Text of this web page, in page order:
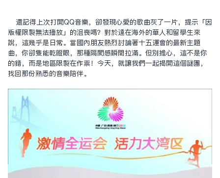
還記得上次打開QQ音樂，卻發現心愛的歌曲灰了一片，提示「因
版權限制無法播放」的沮喪嗎？對於遠在海外的華人和留學生來
說，這幾乎是日常。當國內朋友熱烈討論著十五運會的最新主題
曲，你卻只能乾瞪眼，那種隔閡感瞬間拉滿。但別擔心，這不是你
的錯，而是地區限制在作祟！今天，就讓我們一起揭開這個謎團，
找回那份熟悉的音樂陪伴。